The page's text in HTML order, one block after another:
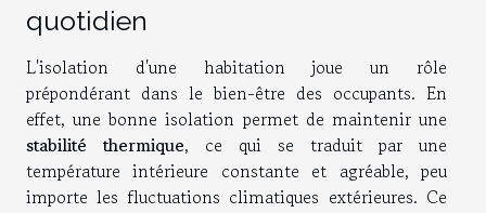
quotidien
L'isolation d'une habitation joue un rôle
prépondérant dans le bien-être des occupants. En
effet, une bonne isolation permet de maintenir une
stabilité thermique, ce qui se traduit par une
température intérieure constante et agréable, peu
importe les fluctuations climatiques extérieures. Ce